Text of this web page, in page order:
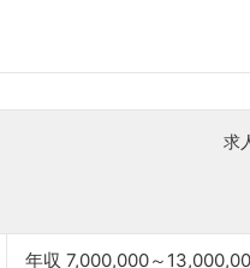
求
年収 7,000,000～